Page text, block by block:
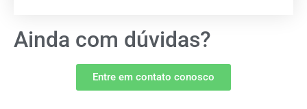
Ainda com dúvidas?
Entre em contato conosco